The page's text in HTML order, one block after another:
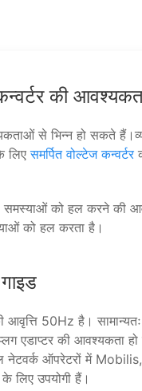
की
से भिन्न हो सकते
लिएसमर्पित वोल्टेज कन्वर्टर
समस्याओं को हल करने की
को हल करता है।
50Hz है।
एडाप्टर की आवश्यकता
नेटवर्क ऑपरेटरों में
लिए उपयोगी हैं।